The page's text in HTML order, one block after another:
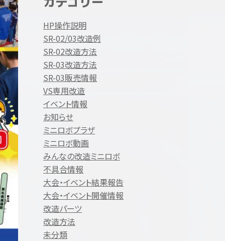
HP操作説明
SR-02/03改造例
SR-02改造方法
SR-03改造方法
SR-03販売情報
VS専用改造
イベント情報
お知らせ
ミニロボプラザ
ミニロボ動画
みんなの改造ミニロボ
不具合情報
大会・イベント結果報告
大会・イベント開催情報
改造パーツ
改造方法
未分類